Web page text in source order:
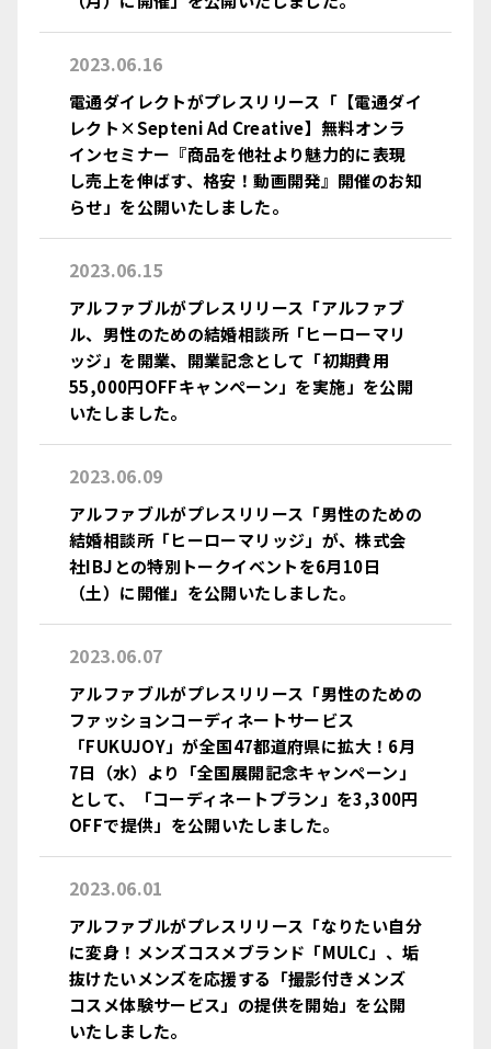
2023.06.16
電通ダイレクトがプレスリリース「【電通ダイ
レクト×Septeni Ad Creative】無料オンラ
インセミナー『商品を他社より魅力的に表現
し売上を伸ばす、格安！動画開発』開催のお知
らせ」を公開いたしました。
2023.06.15
アルファブルがプレスリリース「アルファブ
ル、男性のための結婚相談所「ヒーローマリ
ッジ」を開業、開業記念として「初期費用
55,000円OFFキャンぺーン」を実施」を公開
いたしました。
2023.06.09
アルファブルがプレスリリース「男性のための
結婚相談所「ヒーローマリッジ」が、株式会
社IBJとの特別トークイベントを6月10日
（土）に開催」を公開いたしました。
2023.06.07
アルファブルがプレスリリース「男性のための
ファッションコーディネートサービス
「FUKUJOY」が全国47都道府県に拡大！6月
7日（水）より「全国展開記念キャンペーン」
として、「コーディネートプラン」を3,300円
OFFで提供」を公開いたしました。
2023.06.01
アルファブルがプレスリリース「なりたい自分
に変身！メンズコスメブランド「MULC」、垢
抜けたいメンズを応援する「撮影付きメンズ
コスメ体験サービス」の提供を開始」を公開
いたしました。